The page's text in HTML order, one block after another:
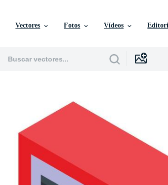
Vectores Fotos Vídeos